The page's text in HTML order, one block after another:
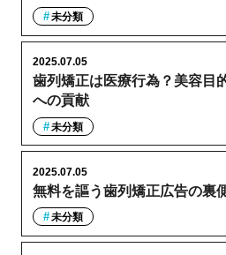
未分類
歯列矯正は医療行為？美容目
への貢献
2025.07.05
未分類
無料を謳う歯列矯正広告の裏
2025.07.05
未分類